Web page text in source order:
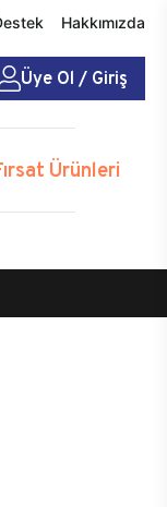
Hakkımızda
Üye Ol / Giriş
Ürünleri